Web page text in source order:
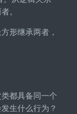
。
形继承两者，
都具备同一个
生什么行为？